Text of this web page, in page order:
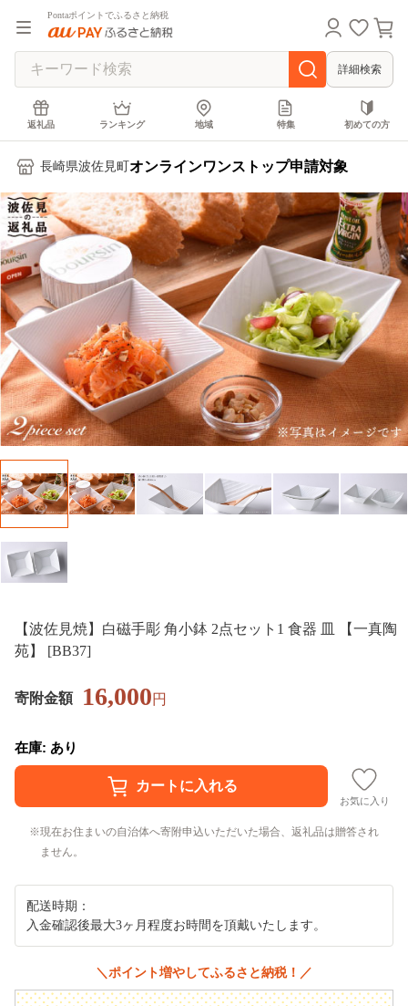
Pontaポイントでふるさと納税
詳細検索
返礼品 ランキング 地域 特集 初めての方
長崎県波佐見町 オンラインワンストップ申請対象
【波佐見焼】白磁手彫 角小鉢 2点セット1 食器 皿 【一真陶
苑】 [BB37]
寄附金額 16,000円
在庫: あり
お気に入り
現在お住まいの自治体へ寄附申込いただいた場合、返礼品は贈答され
ません。
配送時期：
入金確認後最大3ヶ月程度お時間を頂戴いたします。
＼ポイント増やしてふるさと納税！／